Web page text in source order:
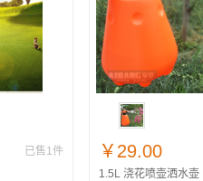
已售1件
￥29.00
1.5L 浇花喷壶洒水壶